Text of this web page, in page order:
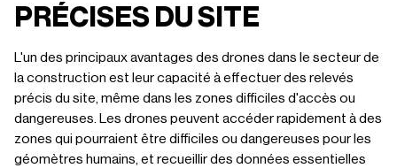
PRÉCISES DU SITE
L'un des principaux avantages des drones dans le secteur de
la construction est leur capacité à effectuer des relevés
précis du site, même dans les zones difficiles d'accès ou
dangereuses. Les drones peuvent accéder rapidement à des
zones qui pourraient être difficiles ou dangereuses pour les
géomètres humains, et recueillir des données essentielles